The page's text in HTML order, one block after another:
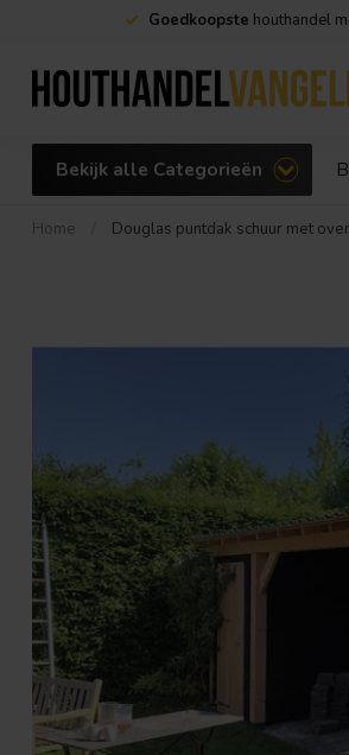
Goedkoopste houthandel
Bekijk alle Categorieën
Home Douglas puntdak schuur met